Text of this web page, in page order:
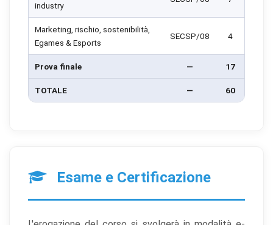
industry
Marketing, rischio, sostenibilità,
Egames & Esports
SECSP/08 4
Prova finale — 17
TOTALE — 60
Esame e Certificazione